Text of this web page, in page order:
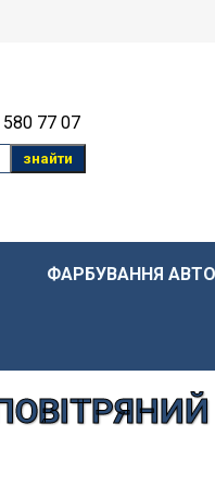
77 07
знайти
ФАРБУВАННЯ АВТО